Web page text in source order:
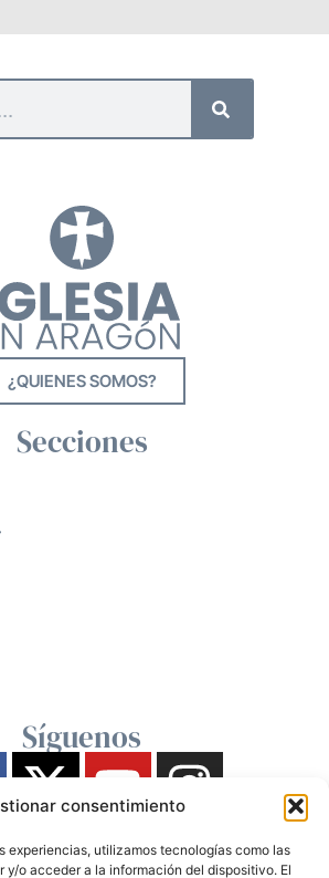
consentimiento
experiencias, utilizamos tecnologías como las
y/o acceder a la información del dispositivo. El
¿QUIENES SOMOS?
Secciones
Síguenos